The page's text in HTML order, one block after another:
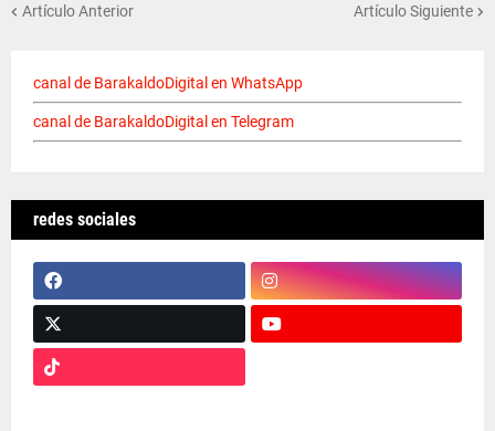
Artículo Anterior Artículo Siguiente
canal de BarakaldoDigital en WhatsApp
canal de BarakaldoDigital en Telegram
redes sociales